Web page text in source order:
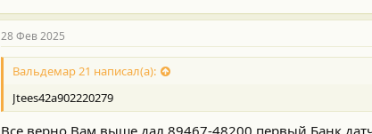
28 Фев 2025
Вальдемар 21 написал(а):
Jtees42a902220279
Все верно Вам выше дал 89467-48200 первый Банк